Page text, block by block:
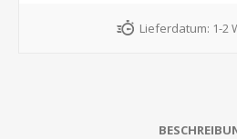
Lieferdatum: 1-2